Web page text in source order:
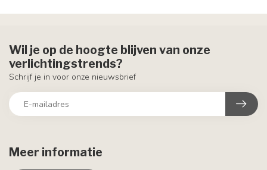
Meer informatie
Wil je op de hoogte blijven van onze
verlichtingstrends?
Schrijf je in voor onze nieuwsbrief